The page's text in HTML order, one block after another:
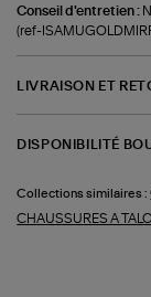
Conseil d'entretien :
(ref-
LIVRAISON ET
DISPONIBILITÉ
Collections similaires :
CHAUSSURES A